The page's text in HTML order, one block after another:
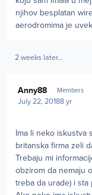
njihov besplatan
aerodromima je
2 weeks later...
Anny88 Members
July 22, 20188 yr
Ima li neko iskustva
britanska firma zeli
Trebaju mi
obzirom da nemaju
treba da urade) i